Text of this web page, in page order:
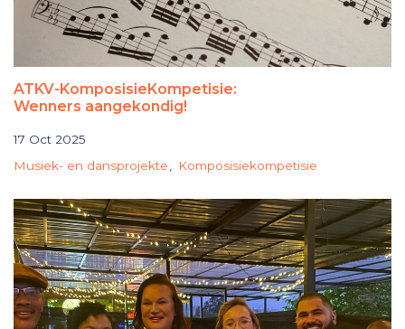
ATKV-KomposisieKompetisie:
Wenners aangekondig!
17 Oct 2025
Musiek- en dansprojekte
Komposisiekompetisie